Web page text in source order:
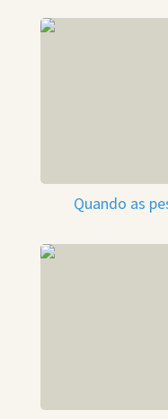
Quando as